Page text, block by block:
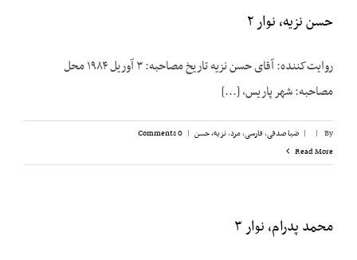
حسن نزیه، نوار ۲
روایت‌کننده: آقای حسن نزیه تاریخ مصاحبه: ۳ آوریل ۱۹۸۴ محل
مصاحبه: شهر پاریس، [...]
By
|
| ضیا صدقی,فارسی,مرد,نزیه، حسن |
0 Comments
Read More
محمد پدرام، نوار ۳